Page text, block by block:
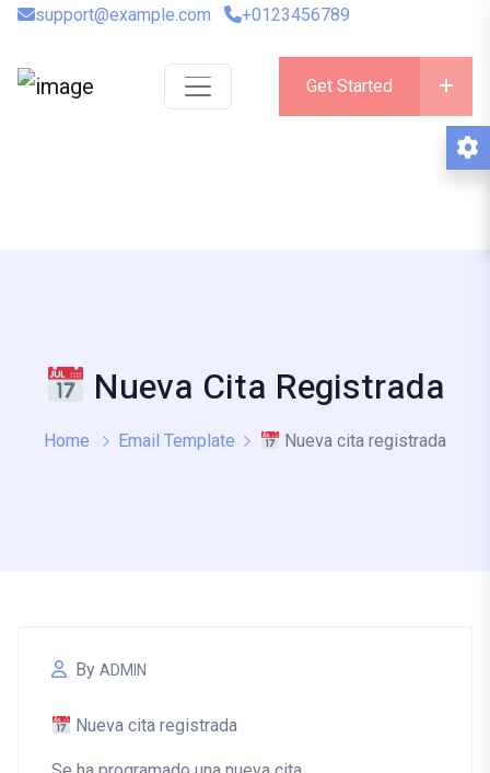
support@example.com +0123456789
Get Started
Nueva Cita Registrada
Home Email Template Nueva cita registrada
By ADMIN
Nueva cita registrada